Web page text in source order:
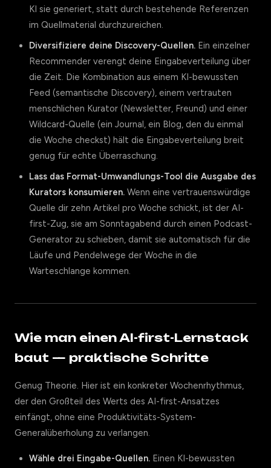
KI sie generiert, statt durch bestehende Referenzen
im Quellmaterial durchzureichen.
Diversifiziere deine Discovery-Quellen. Ein einzelner
Recommender verengt deine Eingabeverteilung über
die Zeit. Die Kombination aus einem KI-bewussten
Feed (semantische Discovery), einem vertrauten
menschlichen Kurator (Newsletter, Freund) und einer
Wildcard-Quelle (ein Journal, ein Blog, den du einmal
die Woche checkst) hält die Eingabeverteilung breit
genug für echte Überraschung.
Lass das Format-Umwandlungs-Tool die Ausgabe des
Kurators konsumieren. Wenn eine vertrauenswürdige
Quelle dir zehn Artikel pro Woche schickt, ist der AI-
first-Zug, sie am Sonntagabend durch einen Podcast-
Generator zu schieben, damit sie automatisch für die
Läufe und Pendelwege der Woche in die
Warteschlange kommen.
Wie man einen AI-first-Lernstack
baut — praktische Schritte
Genug Theorie. Hier ist ein konkreter Wochenrhythmus,
der den Großteil des Werts des AI-first-Ansatzes
einfängt, ohne eine Produktivitäts-System-
Generalüberholung zu verlangen.
Wähle drei Eingabe-Quellen. Einen KI-bewussten